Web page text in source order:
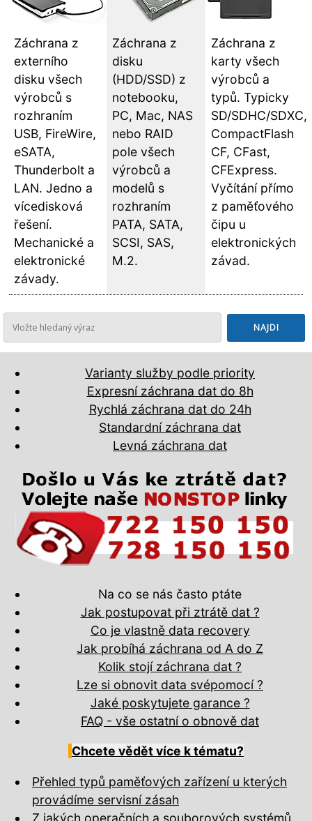
Záchrana z
externího
disku všech
výrobců s
rozhraním
USB, FireWire,
eSATA,
Thunderbolt a
LAN. Jedno a
vícedisková
řešení.
Mechanické a
elektronické
závady.
Záchrana z
disku
(HDD/SSD) z
notebooku,
PC, Mac, NAS
nebo RAID
pole všech
výrobců a
modelů s
rozhraním
PATA, SATA,
SCSI, SAS,
M.2.
Záchrana z
karty všech
výrobců a
typů. Typicky
SD/SDHC/SDXC,
CompactFlash
CF, CFast,
CFExpress.
Vyčítání přímo
z paměťového
čipu u
elektronických
závad.
Varianty služby podle priority
Expresní záchrana dat do 8h
Rychlá záchrana dat do 24h
Standardní záchrana dat
Levná záchrana dat
Na co se nás často ptáte
Jak postupovat při ztrátě dat ?
Co je vlastně data recovery
Jak probíhá záchrana od A do Z
Kolik stojí záchrana dat ?
Lze si obnovit data svépomocí ?
Jaké poskytujete garance ?
FAQ - vše ostatní o obnově dat
Chcete vědět více k tématu?
Přehled typů paměťových zařízení u kterých
provádíme servisní zásah
Z jakých operačních a souborových systémů